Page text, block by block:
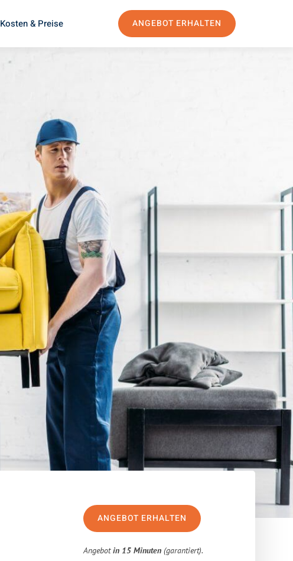
Kosten & Preise ANGEBOT ERHALTEN
ANGEBOT ERHALTEN
Angebotin 15 Minuten (garantiert).